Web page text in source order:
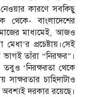
কারণে সবকিছু
থেকে- বাংলাদেশের
মাধ্যমেই, আজও
প্রচেষ্টায়।সেই
তাঁরা “নিরক্ষর”।
‘নিরক্ষরতা থেকে
সাক্ষরতার চাহিদাটাও
অবশ্যই দরকার রয়েছে।